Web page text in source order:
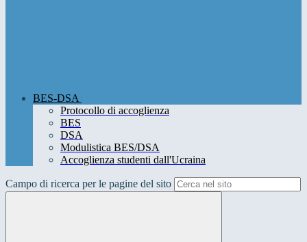
BES-DSA
Protocollo di accoglienza
BES
DSA
Modulistica BES/DSA
Accoglienza studenti dall'Ucraina
Campo di ricerca per le pagine del sito